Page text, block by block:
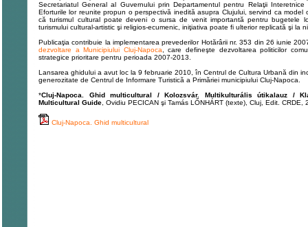
Secretariatul General al Guvernului prin Departamentul pentru Relaţii
Eforturile lor reunite propun o perspectivă inedită asupra Clujului, servind ca
că turismul cultural poate deveni o sursa de venit importantă pentru bugetele
turismului cultural-artistic şi religios-ecumenic, iniţiativa poate fi ulterior replicată şi la
Publicaţia contribuie la implementarea prevederilor Hotărârii nr. 353 din 26 iunie
dezvoltare a Municipiului Cluj-Napoca , care defineşte dezvoltarea politicilor
strategice prioritare pentru perioada 2007-2013.
Lansarea ghidului a avut loc la 9 februarie 2010, în Centrul de Cultura Urbană din
generozitate de Centrul de Informare Turistică a Primăriei municipiului Cluj-Napoca.
*Cluj-Napoca. Ghid multicultural / Kolozsvár. Multikulturális útikalauz /
Multicultural Guide , Ovidiu PECICAN şi Tamás LŐNHÁRT (texte), Cluj, Edit.
Cluj-Napoca. Ghid multicultural